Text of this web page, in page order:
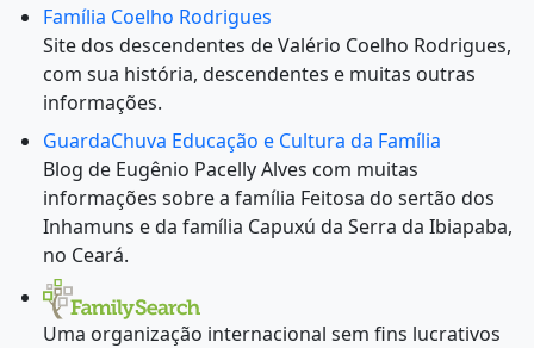
Família Coelho Rodrigues
Site dos descendentes de Valério Coelho Rodrigues,
com sua história, descendentes e muitas outras
informações.
GuardaChuva Educação e Cultura da Família
Blog de Eugênio Pacelly Alves com muitas
informações sobre a família Feitosa do sertão dos
Inhamuns e da família Capuxú da Serra da Ibiapaba,
no Ceará.
Uma organização internacional sem fins lucrativos